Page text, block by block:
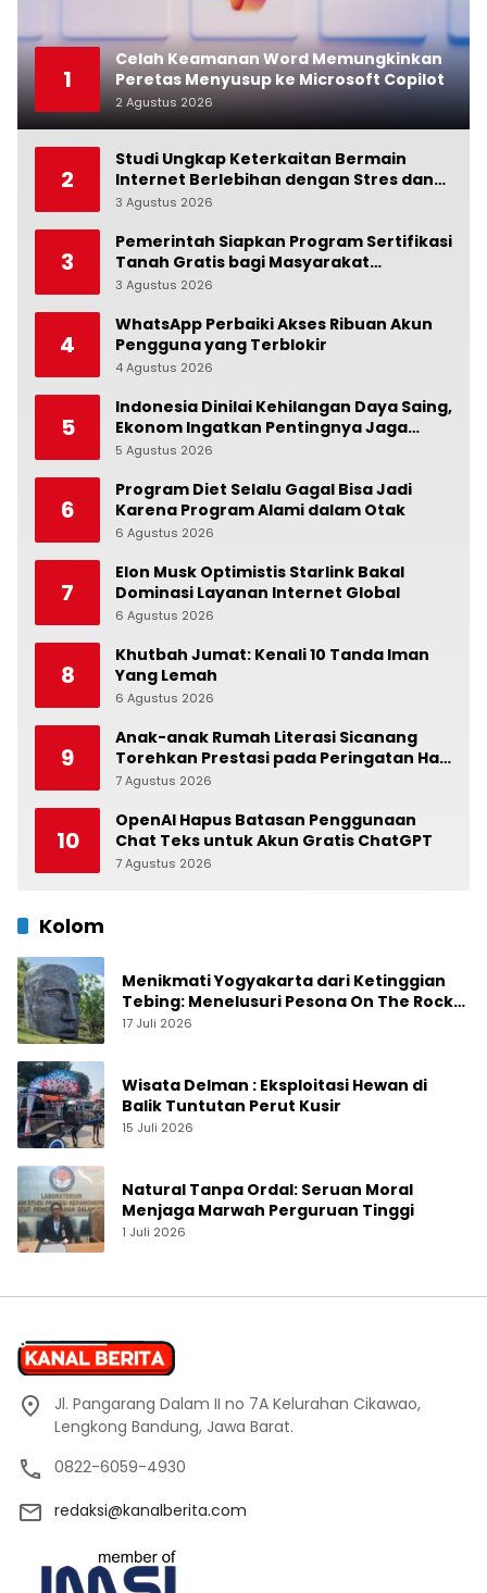
1
Celah Keamanan Word Memungkinkan
Peretas Menyusup ke Microsoft Copilot
2 Agustus 2026
2
Studi Ungkap Keterkaitan Bermain
Internet Berlebihan dengan Stres dan
Suasana Hati
3 Agustus 2026
3
Pemerintah Siapkan Program Sertifikasi
Tanah Gratis bagi Masyarakat
Berpenghasilan Rendah
3 Agustus 2026
4
WhatsApp Perbaiki Akses Ribuan Akun
Pengguna yang Terblokir
4 Agustus 2026
5
Indonesia Dinilai Kehilangan Daya Saing,
Ekonom Ingatkan Pentingnya Jaga
Independensi Bank Indonesia
5 Agustus 2026
6
Program Diet Selalu Gagal Bisa Jadi
Karena Program Alami dalam Otak
6 Agustus 2026
7
Elon Musk Optimistis Starlink Bakal
Dominasi Layanan Internet Global
6 Agustus 2026
8
Khutbah Jumat: Kenali 10 Tanda Iman
Yang Lemah
6 Agustus 2026
9
Anak-anak Rumah Literasi Sicanang
Torehkan Prestasi pada Peringatan Hari
Anak Nasional di Kecamatan Medan
7 Agustus 2026
10
OpenAI Hapus Batasan Penggunaan
Chat Teks untuk Akun Gratis ChatGPT
7 Agustus 2026
Kolom
Menikmati Yogyakarta dari Ketinggian
Tebing: Menelusuri Pesona On The Rock
Jogja yang Sedang Naik Daun
17 Juli 2026
Wisata Delman : Eksploitasi Hewan di
Balik Tuntutan Perut Kusir
15 Juli 2026
Natural Tanpa Ordal: Seruan Moral
Menjaga Marwah Perguruan Tinggi
1 Juli 2026
Jl. Pangarang Dalam II no 7A Kelurahan Cikawao,
Lengkong Bandung, Jawa Barat.
0822-6059-4930
redaksi@kanalberita.com